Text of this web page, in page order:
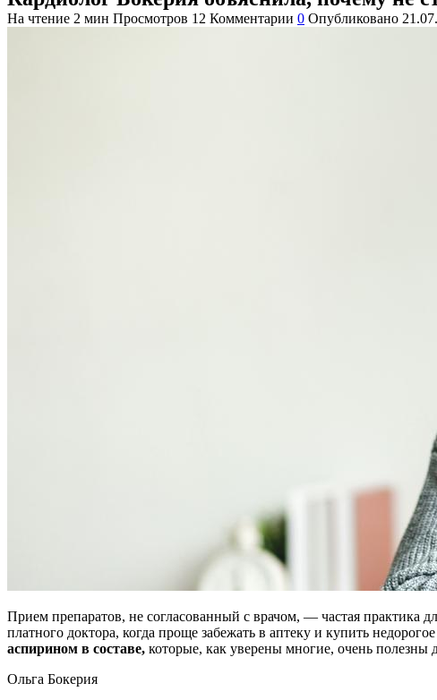
На чтение 2 мин Просмотров 12 Комментарии 0 Опубликовано
Прием препаратов, не согласованный с врачом, — частая практика
платного доктора, когда проще забежать в аптеку и купить
аспирином в составе, которые, как уверены многие, очень полезны
Ольга Бокерия